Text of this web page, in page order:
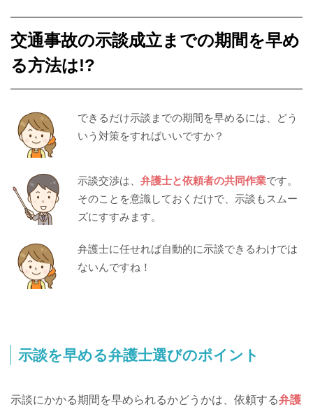
交通事故の示談成立までの期間を早め
る方法は!?
できるだけ示談までの期間を早めるには、どう
いう対策をすればいいですか？
示談交渉は、弁護士と依頼者の共同作業です。
そのことを意識しておくだけで、示談もスムー
ズにすすみます。
弁護士に任せれば自動的に示談できるわけでは
ないんですね！
示談を早める弁護士選びのポイント
示談にかかる期間を早められるかどうかは、依頼する弁護